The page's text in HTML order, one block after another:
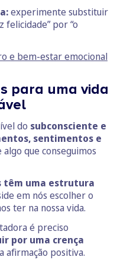
experimente substituir
felicidade” por “o
e bem-estar emocional
para uma vida
do subconsciente e
sentimentos e
algo que conseguimos
têm uma estrutura
em nós escolher o
ter na nossa vida.
é preciso
por uma crença
afirmação positiva.